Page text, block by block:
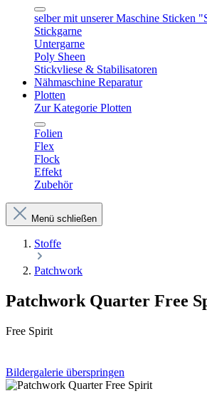
selber mit unserer Maschine Sticken
Stickgarne
Untergarne
Poly Sheen
Stickvliese & Stabilisatoren
Nähmaschine Reparatur
Plotten
Zur Kategorie Plotten
Folien
Flex
Flock
Effekt
Zubehör
Menü schließen
Stoffe
Patchwork
Patchwork Quarter Free
Free Spirit
Bildergalerie überspringen